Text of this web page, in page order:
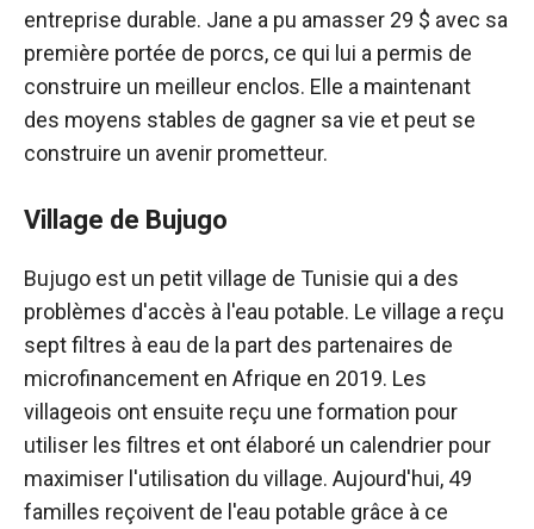
entreprise durable. Jane a pu amasser 29 $ avec sa
première portée de porcs, ce qui lui a permis de
construire un meilleur enclos. Elle a maintenant
des moyens stables de gagner sa vie et peut se
construire un avenir prometteur.
Village de Bujugo
Bujugo est un petit village de Tunisie qui a des
problèmes d'accès à l'eau potable. Le village a reçu
sept filtres à eau de la part des partenaires de
microfinancement en Afrique en 2019. Les
villageois ont ensuite reçu une formation pour
utiliser les filtres et ont élaboré un calendrier pour
maximiser l'utilisation du village. Aujourd'hui, 49
familles reçoivent de l'eau potable grâce à ce